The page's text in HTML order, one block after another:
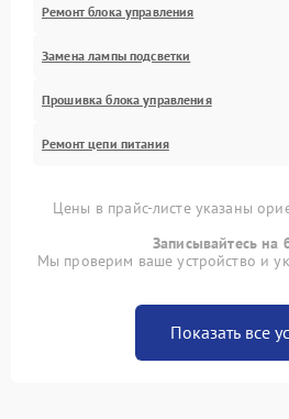
Ремонт блока управления
Замена лампы подсветки
Прошивка блока управления
Ремонт цепи питания
Цены в прайс-листе указаны
Записывайтесь на
Мы проверим ваше устройство и
Показать все